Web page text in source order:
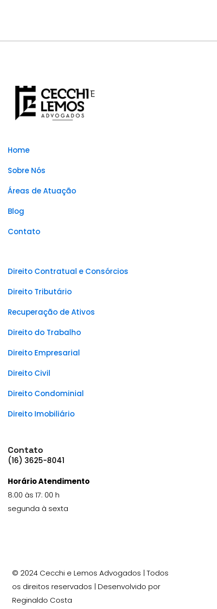
Home
Sobre Nós
Áreas de Atuação
Blog
Contato
Direito Contratual e Consórcios
Direito Tributário
Recuperação de Ativos
Direito do Trabalho
Direito Empresarial
Direito Civil
Direito Condominial
Direito Imobiliário
Contato
(16) 3625-8041
Horário Atendimento
8:00 às 17: 00 h
segunda à sexta
© 2024 Cecchi e Lemos Advogados | Todos
os direitos reservados | Desenvolvido por
Reginaldo Costa